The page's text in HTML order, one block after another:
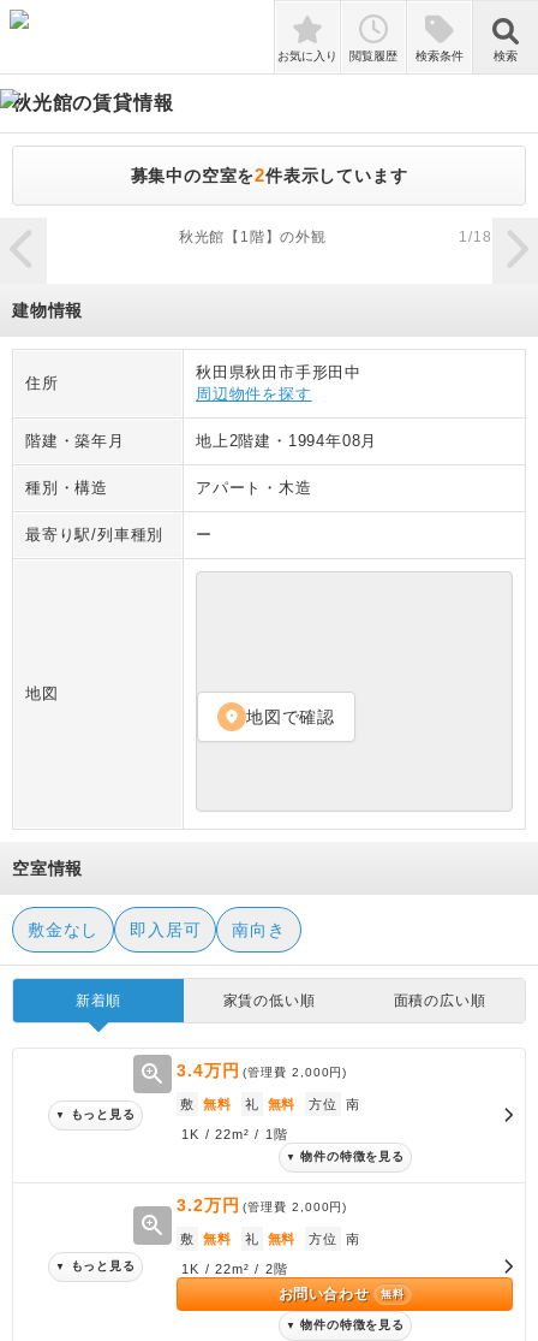
検索
お気に入り 閲覧履歴 検索条件 検索
秋光館の賃貸情報
募集中の空室を2件表示しています
zoom_in
秋光館【1階】の外観 1/18
建物情報
住所
秋田県秋田市手形田中
周辺物件を探す
階建・築年月 地上2階建 ・ 1994年08月
種別・構造 アパート ・ 木造
最寄り駅/列車種別 ー
地図
location_on 地図で確認
空室情報
敷金なし 即入居可 南向き
新着順 家賃の低い順 面積の広い順
zoom_in
▼ もっと見る
3.4万円 (管理費2,000円)
敷 無料 礼 無料 方位 南
1K / 22m² / 1階
▼ 物件の特徴を見る
zoom_in
▼ もっと見る
3.2万円 (管理費2,000円)
敷 無料 礼 無料 方位 南
1K / 22m² / 2階
お問い合わせ 無料
▼ 物件の特徴を見る